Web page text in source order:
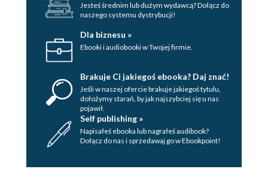
Jesteś średnim lub dużym wydawcą? Dołącz do
naszego systemu dystrybucji!
Dla biznesu »
Ebooki i audiobooki w Twojej firmie.
Brakuje Ci jakiegoś ebooka? Daj znać!
Jeśli w naszej ofercie brakuje jakiegoś tytulu,
dołożymy starań, by jak najszybciej się u nas
pojawił.
Self publishing »
Napisałeś ebooka lub nagrałeś audibook?
Dołącz do nas i sprzedawaj go w Ebookpoint!